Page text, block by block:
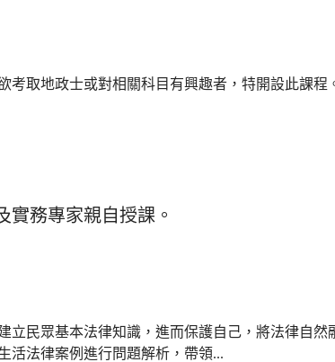
取地政士或對相關科目有興趣者，特開設此課程
務專家親自授課。
立民眾基本法律知識，進而保護自己，將法律自然
活法律案例進行問題解析，帶領...